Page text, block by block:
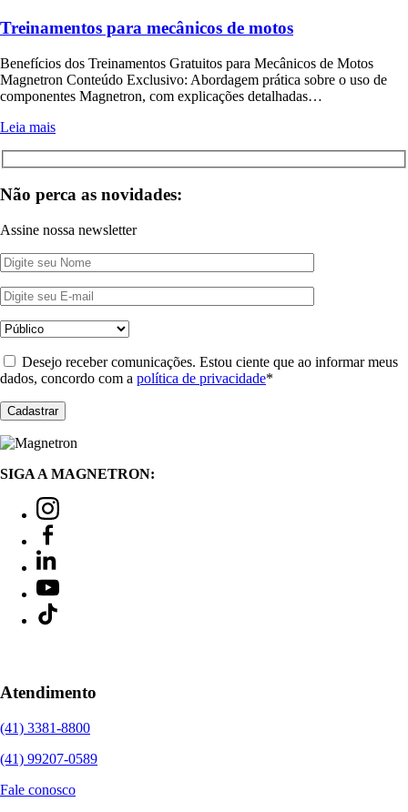
Treinamentos para mecânicos de motos
Benefícios dos Treinamentos Gratuitos para Mecânicos de Motos
Magnetron Conteúdo Exclusivo: Abordagem prática sobre o uso de
componentes Magnetron, com explicações detalhadas…
Leia mais
Não perca as novidades:
Assine nossa newsletter
Desejo receber comunicações. Estou ciente que ao informar meus
dados, concordo com a política de privacidade*
SIGA A MAGNETRON:
Atendimento
(41) 3381-8800
(41) 99207-0589
Fale conosco